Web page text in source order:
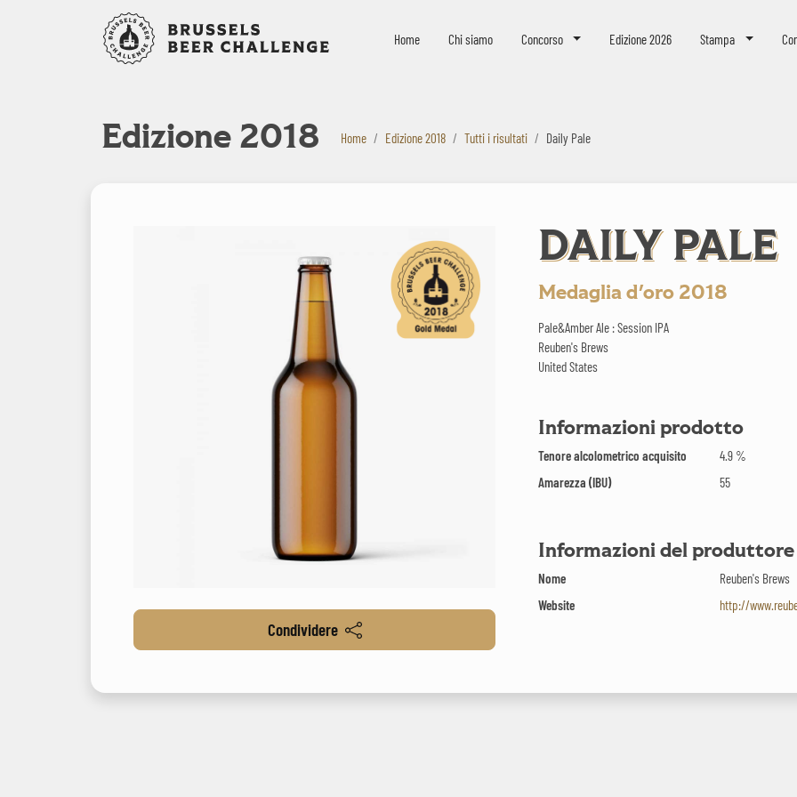
Home Chi siamo Concorso Edizione 2026 Stampa
Edizione 2018 Home Edizione 2018 Tutti i risultati Daily Pale
Condividere
DAILY PALE
Medaglia d'oro 2018
Pale&Amber Ale : Session IPA
Reuben's Brews
United States
Informazioni prodotto
Tenore alcolometrico acquisito
4.9 %
Amarezza (IBU)
55
Informazioni del produttore
Nome
Reuben's Brews
Website
http://